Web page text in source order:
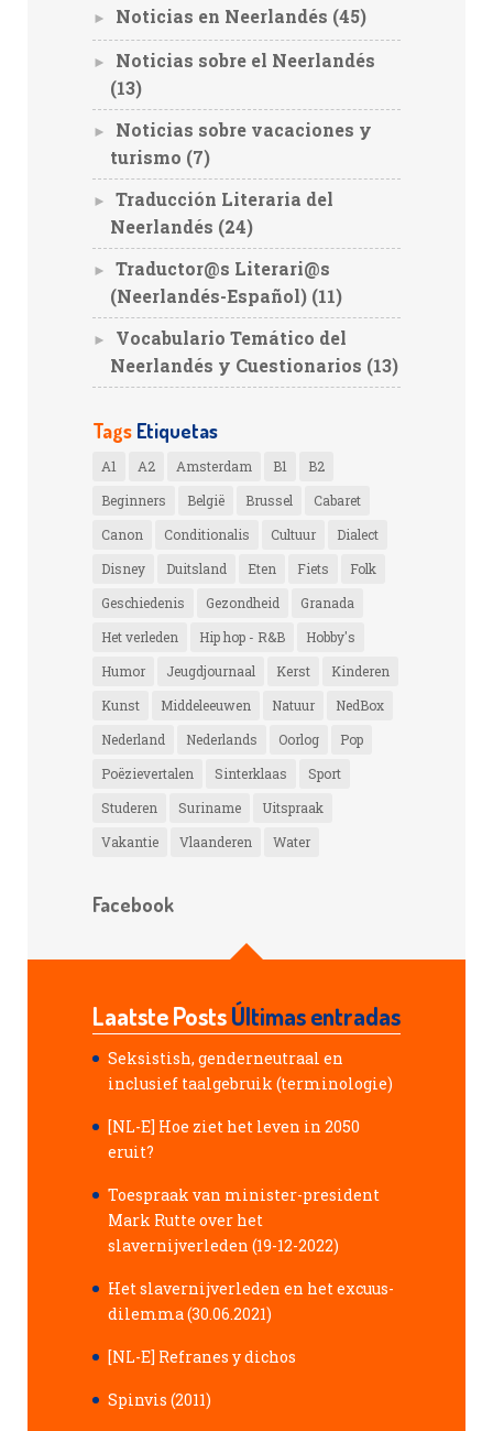
► Noticias en Neerlandés (45)
►
Noticias sobre el Neerlandés
(13)
►
Noticias sobre vacaciones y
turismo (7)
►
Traducción Literaria del
Neerlandés (24)
►
Traductor@s Literari@s
(Neerlandés-Español) (11)
►
Vocabulario Temático del
Neerlandés y Cuestionarios (13)
Tags Etiquetas
A1 A2 Amsterdam B1
B2
Beginners
België Brussel
Cabaret
Canon
Conditionalis Cultuur
Dialect
Disney
Duitsland Eten Fiets
Folk
Geschiedenis
Gezondheid
Granada
Het verleden
Hip hop - R&B
Hobby's
Humor
Jeugdjournaal Kerst
Kinderen
Kunst
Middeleeuwen Natuur
NedBox
Nederland
Nederlands Oorlog
Pop
Poëzievertalen
Sinterklaas
Sport
Studeren
Suriname
Uitspraak
Vakantie
Vlaanderen Water
Facebook
Laatste PostsÚltimas entradas
Seksistish, genderneutraal en
inclusief taalgebruik (terminologie)
[NL-E] Hoe ziet het leven in 2050
eruit?
Toespraak van minister-president
Mark Rutte over het
slavernijverleden (19-12-2022)
Het slavernijverleden en het excuus-
dilemma (30.06.2021)
[NL-E] Refranes y dichos
Spinvis (2011)